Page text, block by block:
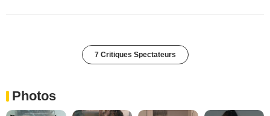
7 Critiques Spectateurs
Photos